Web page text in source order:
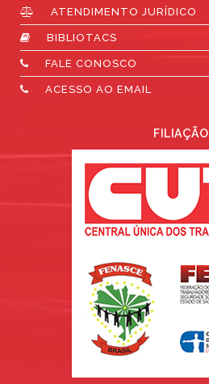
ATENDIMENTO JURÍDICO
BIBLIOTACS
FALE CONOSCO
ACESSO AO EMAIL
FILIAÇÃO